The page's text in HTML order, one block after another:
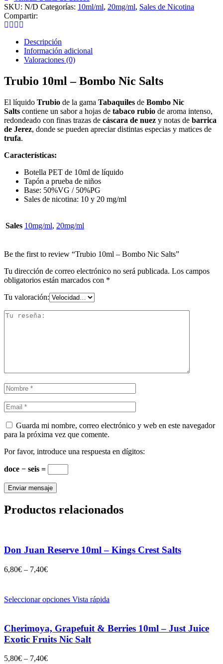
Salts
cantidad
SKU: N/D Categorías: 10ml/ml, 20mg/ml, Sales de Nicotina
Compartir:
Descripción
Información adicional
Valoraciones (0)
Trubio 10ml – Bombo Nic Salts
El líquido Trubio de la gama Tabaquiles de Bombo Nic
Salts contiene un sabor a hojas de tabaco rubio de aroma intenso,
redondeado con finas trazas de cáscara de nuez y notas de barrica
de Jerez, donde se pueden apreciar distintas especias y matices de
trufa.
Características:
Botella PET de 10ml de líquido
Tapón a prueba de niños
Base: 50%VG / 50%PG
Sales de nicotina: 10 y 20 mg/ml
Sales 10mg/ml, 20mg/ml
Be the first to review “Trubio 10ml – Bombo Nic Salts”
Tu dirección de correo electrónico no será publicada. Los campos
obligatorios están marcados con *
Tu valoración:
Guarda mi nombre, correo electrónico y web en este navegador
para la próxima vez que comente.
Por favor, introduce una respuesta en dígitos:
doce − seis =
Productos relacionados
Don Juan Reserve 10ml – Kings Crest Salts
6,80€ – 7,40€
Seleccionar opciones Vista rápida
Cherimoya, Grapefuit & Berries 10ml – Just Juice
Exotic Fruits Nic Salt
5,80€ – 7,40€